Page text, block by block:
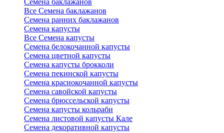
Семена баклажанов
Все Семена баклажанов
Семена ранних баклажанов
Семена капусты
Все Семена капусты
Семена белокочанной капусты
Семена цветной капусты
Семена капусты брокколи
Семена пекинской капусты
Семена краснокочанной капусты
Семена савойской капусты
Семена брюссельской капусты
Семена капусты кольраби
Семена листовой капусты Кале
Семена декоративной капусты